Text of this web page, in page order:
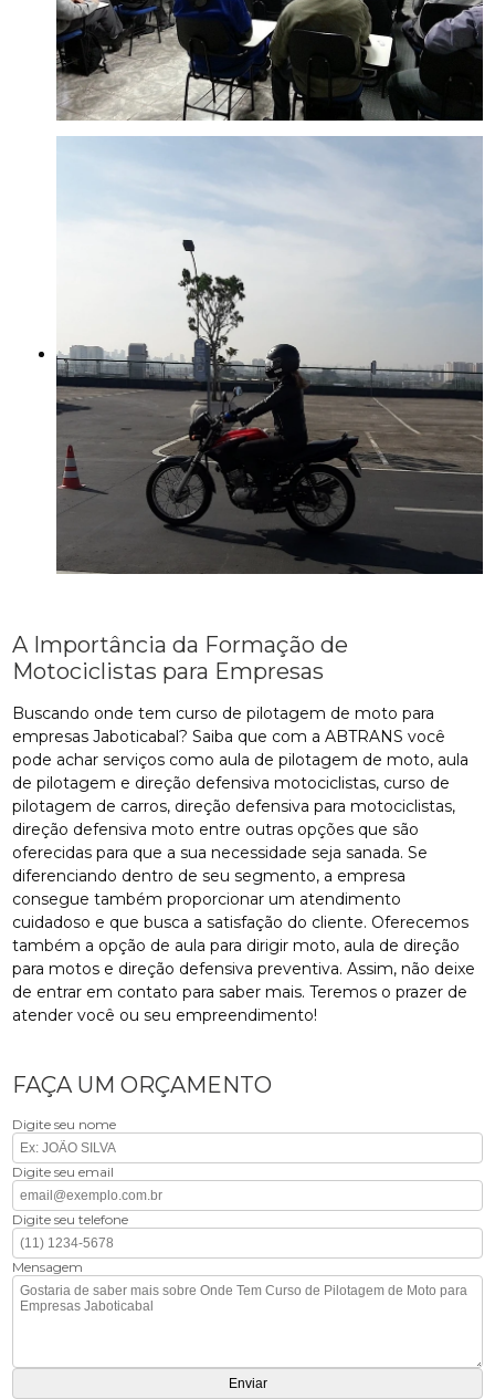
A Importância da Formação de
Motociclistas para Empresas
Buscando onde tem curso de pilotagem de moto para
empresas Jaboticabal? Saiba que com a ABTRANS você
pode achar serviços como aula de pilotagem de moto, aula
de pilotagem e direção defensiva motociclistas, curso de
pilotagem de carros, direção defensiva para motociclistas,
direção defensiva moto entre outras opções que são
oferecidas para que a sua necessidade seja sanada. Se
diferenciando dentro de seu segmento, a empresa
consegue também proporcionar um atendimento
cuidadoso e que busca a satisfação do cliente. Oferecemos
também a opção de aula para dirigir moto, aula de direção
para motos e direção defensiva preventiva. Assim, não deixe
de entrar em contato para saber mais. Teremos o prazer de
atender você ou seu empreendimento!
FAÇA UM ORÇAMENTO
Digite seu nome
Digite seu email
Digite seu telefone
Mensagem